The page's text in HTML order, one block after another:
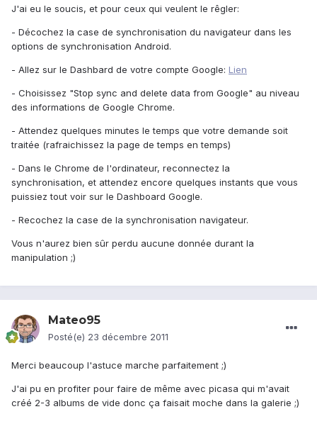
J'ai eu le soucis, et pour ceux qui veulent le rêgler:
- Décochez la case de synchronisation du navigateur dans les
options de synchronisation Android.
- Allez sur le Dashbard de votre compte Google: Lien
- Choisissez "Stop sync and delete data from Google" au niveau
des informations de Google Chrome.
- Attendez quelques minutes le temps que votre demande soit
traitée (rafraichissez la page de temps en temps)
- Dans le Chrome de l'ordinateur, reconnectez la
synchronisation, et attendez encore quelques instants que vous
puissiez tout voir sur le Dashboard Google.
- Recochez la case de la synchronisation navigateur.
Vous n'aurez bien sûr perdu aucune donnée durant la
manipulation ;)
Mateo95
Posté(e) 23 décembre 2011
Merci beaucoup l'astuce marche parfaitement ;)
J'ai pu en profiter pour faire de même avec picasa qui m'avait
créé 2-3 albums de vide donc ça faisait moche dans la galerie ;)